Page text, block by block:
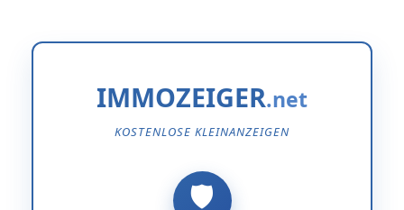
IMMOZEIGER
KOSTENLOSE KLEINANZEIGEN